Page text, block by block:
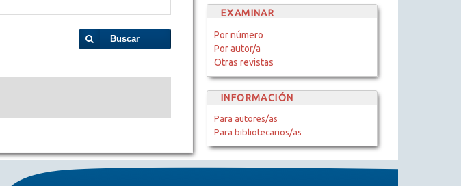
Buscar
EXAMINAR
Por número
Por autor/a
Otras revistas
INFORMACIÓN
Para autores/as
Para bibliotecarios/as